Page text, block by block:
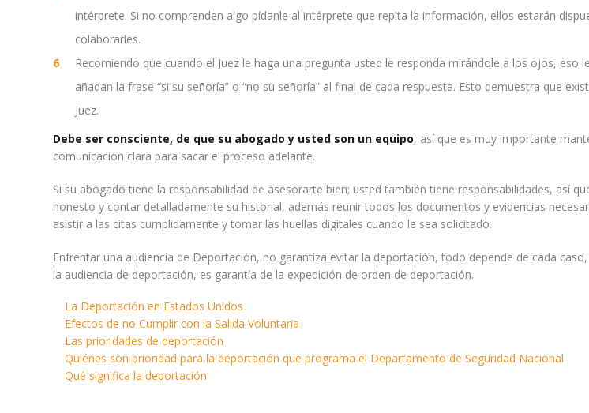
intérprete. Si no comprenden algo pídanle al intérprete que repita la información, ellos estarán
colaborarles.
Recomiendo que cuando el Juez le haga una pregunta usted le responda mirándole a los ojos, eso
añadan la frase “si su señoría” o “no su señoría” al final de cada respuesta. Esto demuestra que
Juez.
Debe ser consciente, de que su abogado y usted son un equipo, así que es muy importante
comunicación clara para sacar el proceso adelante.
Si su abogado tiene la responsabilidad de asesorarte bien; usted también tiene responsabilidades, así
honesto y contar detalladamente su historial, además reunir todos los documentos y evidencias
asistir a las citas cumplidamente y tomar las huellas digitales cuando le sea solicitado.
Enfrentar una audiencia de Deportación, no garantiza evitar la deportación, todo depende de cada
la audiencia de deportación, es garantía de la expedición de orden de deportación.
La Deportación en Estados Unidos
Efectos de no Cumplir con la Salida Voluntaria
Las prioridades de deportación
Quiénes son prioridad para la deportación que programa el Departamento de Seguridad Nacional
Qué significa la deportación